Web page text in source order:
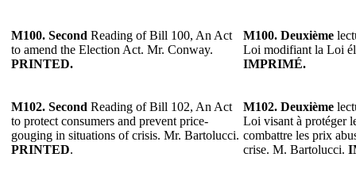
M100. Second Reading of Bill 100, An Act
to amend the Election Act. Mr. Conway.
PRINTED.
M100. Deuxième
Loi modifiant la Loi
IMPRIMÉ.
M102. Second Reading of Bill 102, An Act
to protect consumers and prevent price-
gouging in situations of crisis. Mr. Bartolucci.
PRINTED.
M102. Deuxième
Loi visant à protéger
combattre les prix
crise. M. Bartolucci.